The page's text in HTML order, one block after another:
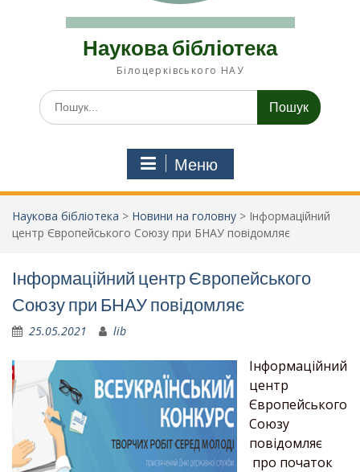
Наукова бібліотека
Білоцерківського НАУ
Шукати:
Меню
Наукова бібліотека > Новини на головну > Інформаційний
центр Європейського Союзу при БНАУ повідомляє
Інформаційний центр Європейського
Союзу при БНАУ повідомляє
25.05.2021 lib
Інформаційний
центр
Європейського
Союзу
повідомляє
про початок